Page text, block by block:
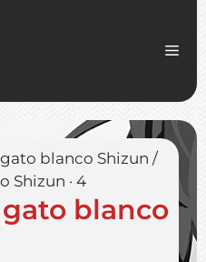
gato blanco Shizun /
Shizun · 4
blanco